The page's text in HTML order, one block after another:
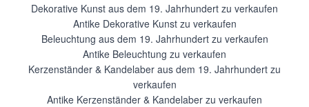
Dekorative Kunst aus dem 19. Jahrhundert zu verkaufen
Antike Dekorative Kunst zu verkaufen
Beleuchtung aus dem 19. Jahrhundert zu verkaufen
Antike Beleuchtung zu verkaufen
Kerzenständer & Kandelaber aus dem 19. Jahrhundert zu
verkaufen
Antike Kerzenständer & Kandelaber zu verkaufen